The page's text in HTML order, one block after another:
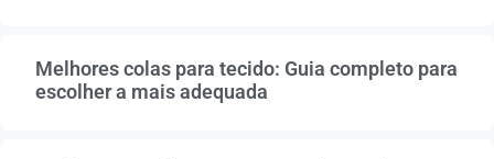
Melhores colas para tecido: Guia completo para
escolher a mais adequada